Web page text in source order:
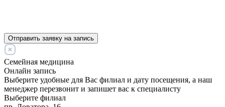
Отправить заявку на запись
Семейная медицина
Онлайн запись
Выберите удобные для Вас филиал и дату посещения, а наш
менеджер перезвонит и запишет вас к специалисту
Выберите филиал